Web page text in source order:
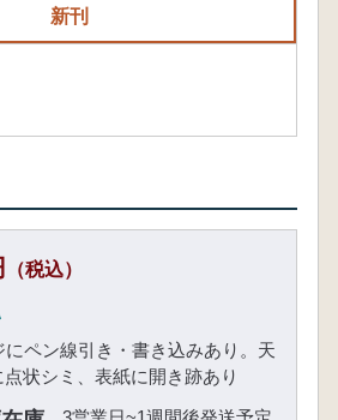
新刊
（税込）
にペン線引き・書き込みあり。天
状シミ、表紙に開き跡あり